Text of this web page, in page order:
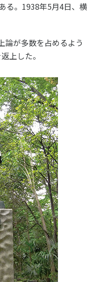
る。1938年5月4日、横
論が多数を占めるよう
上した。